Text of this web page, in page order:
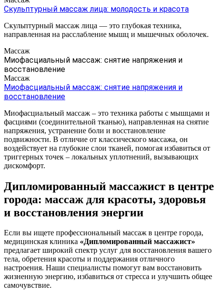
Скульптурный массаж лица: молодость и красота
Скульптурный массаж лица — это глубокая техника,
направленная на расслабление мышц и мышечных оболочек.
Массаж
Миофасциальный массаж: снятие напряжения и
восстановление
Массаж
Миофасциальный массаж: снятие напряжения и
восстановление
Миофасциальный массаж – это техника работы с мышцами и
фасциями (соединительной тканью), направленная на снятие
напряжения, устранение боли и восстановление
подвижности. В отличие от классического массажа, он
воздействует на глубокие слои тканей, помогая избавиться от
триггерных точек – локальных уплотнений, вызывающих
дискомфорт.
Дипломированный массажист в центре
города: массаж для красоты, здоровья
и восстановления энергии
Если вы ищете профессиональный массаж в центре города,
медицинская клиника «Дипломированный массажист»
предлагает широкий спектр услуг для восстановления вашего
тела, обретения красоты и поддержания отличного
настроения. Наши специалисты помогут вам восстановить
жизненную энергию, избавиться от стресса и улучшить общее
самочувствие.